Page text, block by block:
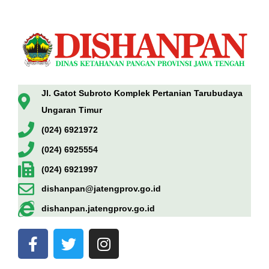
Jl. Gatot Subroto Komplek Pertanian Tarubudaya
Ungaran Timur
(024) 6921972
(024) 6925554
(024) 6921997
dishanpan@jatengprov.go.id
dishanpan.jatengprov.go.id
F
a
T
w
I
n